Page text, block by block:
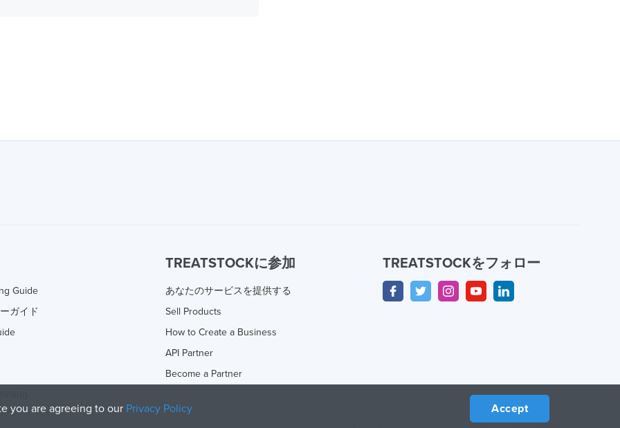
Guide
ガイド
TREATSTOCKに参加
あなたのサービスを提供する
Sell Products
How to Create a Business
API Partner
Become a Partner
TREATSTOCKをフォロー
you are agreeing to our Privacy Policy Accept